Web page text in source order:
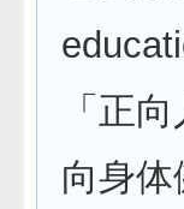
「正
向身